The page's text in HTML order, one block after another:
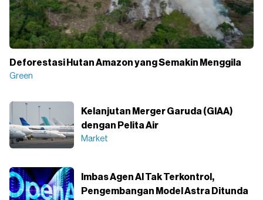
Deforestasi Hutan Amazon yang Semakin Menggila
Green
Kelanjutan Merger Garuda (GIAA)
dengan Pelita Air
Market
Imbas Agen AI Tak Terkontrol,
Pengembangan Model Astra Ditunda